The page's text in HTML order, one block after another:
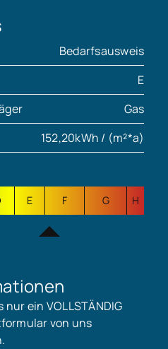
Bedarfsausweis
E
Gas
152,20kWh / (m²*a)
E F G H
ein VOLLSTÄNDIG
von uns